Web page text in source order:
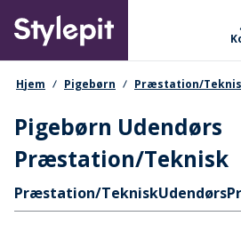
main
content
Primary departments
navigationssti
Hjem Pigebørn Præstation/
Pigebørn Udendørs
Præstation/Teknisk
Hurtige links
Præstation/TekniskUdendørs